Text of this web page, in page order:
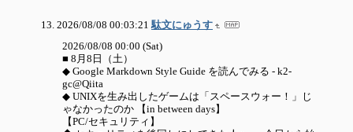
2026/08/08 00:03:21 駄文にゅうす
2026/08/08 00:00 (Sat)
■ 8月8日（土）
◆ Google Markdown Style Guide を読んでみる - k2-
gc@Qiita
◆ UNIXを生み出したゲームは「スペースウォー！」じ
ゃなかったのか 【in between days】
【PC/セキュリティ】